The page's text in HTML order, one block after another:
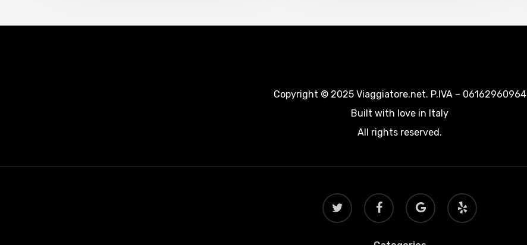
Copyright © 2025 Viaggiatore.net. P.IVA – 06162960964
Built with love in Italy
All rights reserved.
twitter facebook
google-
plus
yelp